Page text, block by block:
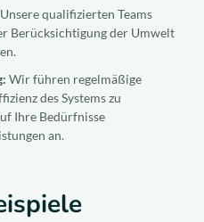
Unsere qualifizierten Teams
Berücksichtigung der Umwelt
Wir führen regelmäßige
des Systems zu
Ihre Bedürfnisse
an.